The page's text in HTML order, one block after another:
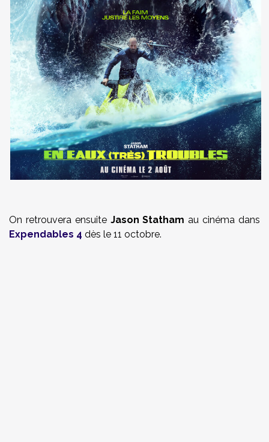
On retrouvera ensuite Jason Statham au cinéma dans
Expendables 4 dès le 11 octobre.